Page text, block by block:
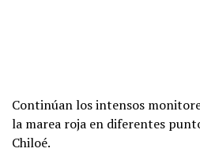
Continúan los intensos
la marea roja en diferentes
Chiloé.